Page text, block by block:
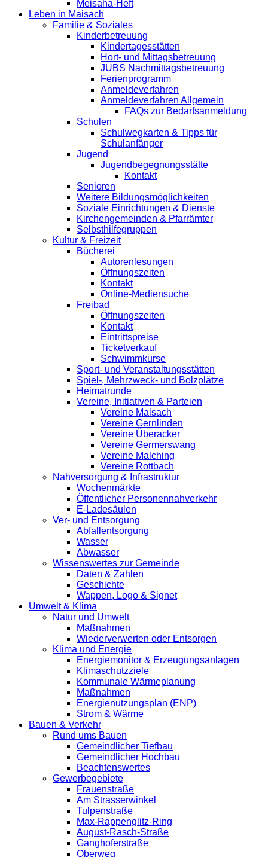
Meisaha-Heft
Leben in Maisach
Familie & Soziales
Kinderbetreuung
Kindertagesstätten
Hort- und Mittagsbetreuung
JUBS Nachmittagsbetreuung
Ferienprogramm
Anmeldeverfahren
Anmeldeverfahren Allgemein
FAQs zur Bedarfsanmeldung
Schulen
Schulwegkarten & Tipps für
Schulanfänger
Jugend
Jugendbegegnungsstätte
Kontakt
Senioren
Weitere Bildungsmöglichkeiten
Soziale Einrichtungen & Dienste
Kirchengemeinden & Pfarrämter
Selbsthilfegruppen
Kultur & Freizeit
Bücherei
Autorenlesungen
Öffnungszeiten
Kontakt
Online-Mediensuche
Freibad
Öffnungszeiten
Kontakt
Eintrittspreise
Ticketverkauf
Schwimmkurse
Sport- und Veranstaltungsstätten
Spiel-, Mehrzweck- und Bolzplätze
Heimatrunde
Vereine, Initiativen & Parteien
Vereine Maisach
Vereine Gernlinden
Vereine Überacker
Vereine Germerswang
Vereine Malching
Vereine Rottbach
Nahversorgung & Infrastruktur
Wochenmärkte
Öffentlicher Personennahverkehr
E-Ladesäulen
Ver- und Entsorgung
Abfallentsorgung
Wasser
Abwasser
Wissenswertes zur Gemeinde
Daten & Zahlen
Geschichte
Wappen, Logo & Signet
Umwelt & Klima
Natur und Umwelt
Maßnahmen
Wiederverwerten oder Entsorgen
Klima und Energie
Energiemonitor & Erzeugungsanlagen
Klimaschutzziele
Kommunale Wärmeplanung
Maßnahmen
Energienutzungsplan (ENP)
Strom & Wärme
Bauen & Verkehr
Rund ums Bauen
Gemeindlicher Tiefbau
Gemeindlicher Hochbau
Beachtenswertes
Gewerbegebiete
Frauenstraße
Am Strasserwinkel
Tulpenstraße
Max-Rappenglitz-Ring
August-Rasch-Straße
Ganghoferstraße
Oberweg